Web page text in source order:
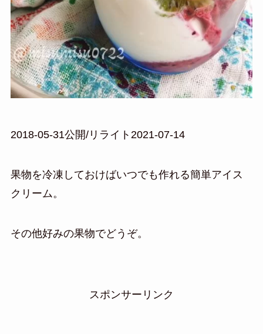
2018-05-31公開/リライト2021-07-14
果物を冷凍しておけばいつでも作れる簡単アイス
クリーム。
その他好みの果物でどうぞ。
スポンサーリンク